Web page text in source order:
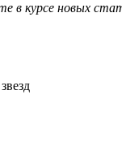
в курсе новых